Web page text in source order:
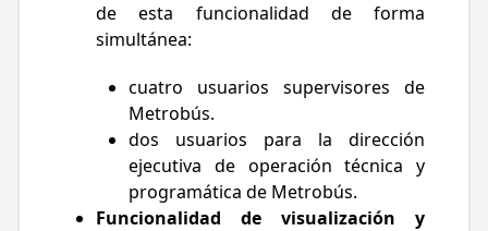
de esta funcionalidad de forma
simultánea:
cuatro usuarios supervisores de
Metrobús.
dos usuarios para la dirección
ejecutiva de operación técnica y
programática de Metrobús.
Funcionalidad de visualización y